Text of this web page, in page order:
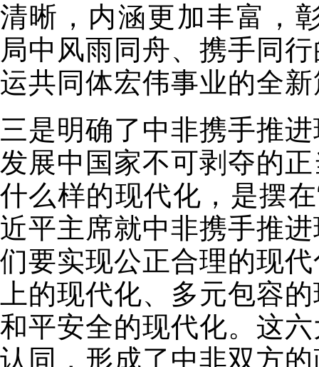
清晰，内涵更加丰富，
局中风雨同舟、携手同
运共同体宏伟事业的全
三是明确了中非携手推
发展中国家不可剥夺的
什么样的现代化，是摆
近平主席就中非携手推
们要实现公正合理的现
上的现代化、多元包容
和平安全的现代化。这
认同，形成了中非双方